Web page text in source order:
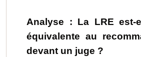
Analyse : La LRE est-
équivalente au
devant un juge ?